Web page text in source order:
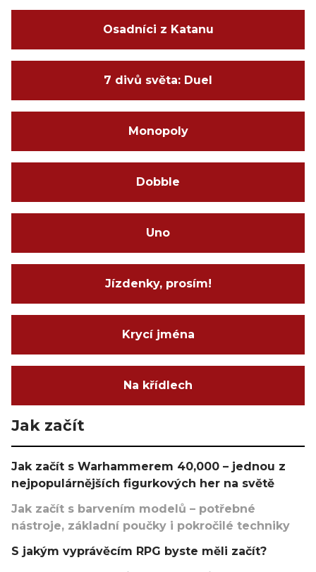
Osadníci z Katanu
7 divů světa: Duel
Monopoly
Dobble
Uno
Jízdenky, prosím!
Krycí jména
Na křídlech
Jak začít
Jak začít s Warhammerem 40,000 – jednou z
nejpopulárnějších figurkových her na světě
Jak začít s barvením modelů – potřebné
nástroje, základní poučky i pokročilé techniky
S jakým vyprávěcím RPG byste měli začít?